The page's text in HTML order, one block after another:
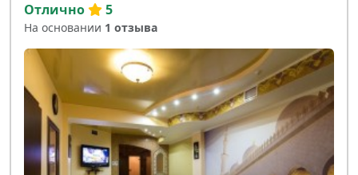
Отлично 5
На основании 1 отзыва